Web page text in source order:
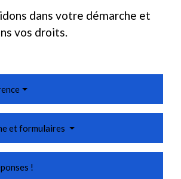
dans votre démarche et
vos droits.
et formulaires
!